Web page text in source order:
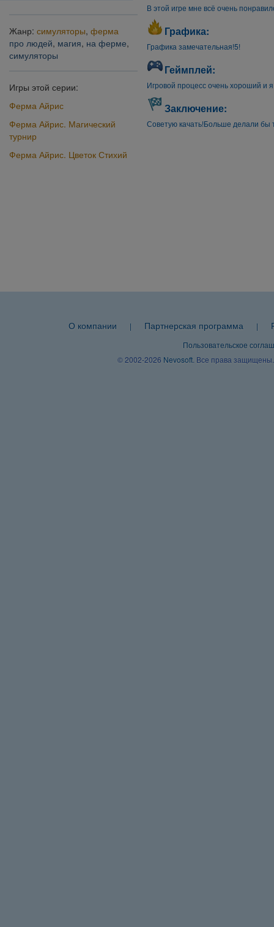
Жанр: симуляторы, ферма
про людей, магия, на ферме,
симуляторы
Игры этой серии:
Ферма Айрис
Ферма Айрис. Магический
турнир
Ферма Айрис. Цветок Стихий
В этой игре мне всё очень
Графика:
Графика замечательная!5!
Геймплей:
Игровой процесс очень хороший и
Заключение:
Советую качать!Больше делали бы
О компании | Партнерская программа |
Пользовательское
© 2002-2026 Nevosoft . Все права защищены